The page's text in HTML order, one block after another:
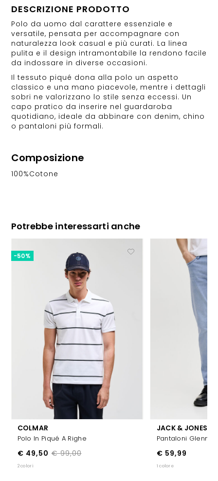
DESCRIZIONE PRODOTTO
Polo da uomo dal carattere essenziale e
versatile, pensata per accompagnare con
naturalezza look casual e più curati. La linea
pulita e il design intramontabile la rendono facile
da indossare in diverse occasioni.
Il tessuto piqué dona alla polo un aspetto
classico e una mano piacevole, mentre i dettagli
sobri ne valorizzano lo stile senza eccessi. Un
capo pratico da inserire nel guardaroba
quotidiano, ideale da abbinare con denim, chino
o pantaloni più formali.
Composizione
100%Cotone
Potrebbe interessarti anche
COLMAR
Polo In Piqué A Righe
€ 99,00
€ 49,50
-50%
2 colori
JACK & JONES
Pantaloni Glenn
€ 59,99
1 colore